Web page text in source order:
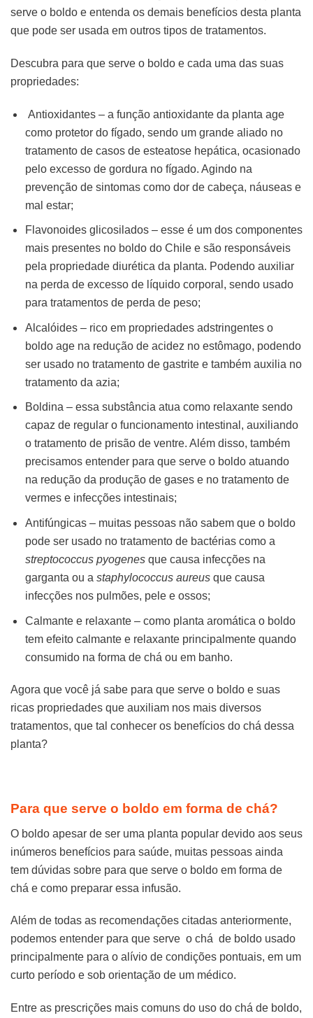
serve o boldo e entenda os demais benefícios desta planta
que pode ser usada em outros tipos de tratamentos.
Descubra para que serve o boldo e cada uma das suas
propriedades:
Antioxidantes – a função antioxidante da planta age
como protetor do fígado, sendo um grande aliado no
tratamento de casos de esteatose hepática, ocasionado
pelo excesso de gordura no fígado. Agindo na
prevenção de sintomas como dor de cabeça, náuseas e
mal estar;
Flavonoides glicosilados – esse é um dos componentes
mais presentes no boldo do Chile e são responsáveis
pela propriedade diurética da planta. Podendo auxiliar
na perda de excesso de líquido corporal, sendo usado
para tratamentos de perda de peso;
Alcalóides – rico em propriedades adstringentes o
boldo age na redução de acidez no estômago, podendo
ser usado no tratamento de gastrite e também auxilia no
tratamento da azia;
Boldina – essa substância atua como relaxante sendo
capaz de regular o funcionamento intestinal, auxiliando
o tratamento de prisão de ventre. Além disso, também
precisamos entender para que serve o boldo atuando
na redução da produção de gases e no tratamento de
vermes e infecções intestinais;
Antifúngicas – muitas pessoas não sabem que o boldo
pode ser usado no tratamento de bactérias como a
streptococcus pyogenesque causa infecções na
garganta ou a staphylococcus aureus que causa
infecções nos pulmões, pele e ossos;
Calmante e relaxante – como planta aromática o boldo
tem efeito calmante e relaxante principalmente quando
consumido na forma de chá ou em banho.
Agora que você já sabe para que serve o boldo e suas
ricas propriedades que auxiliam nos mais diversos
tratamentos, que tal conhecer os benefícios do chá dessa
planta?
Para que serve o boldo em forma de chá?
O boldo apesar de ser uma planta popular devido aos seus
inúmeros benefícios para saúde, muitas pessoas ainda
tem dúvidas sobre para que serve o boldo em forma de
chá e como preparar essa infusão.
Além de todas as recomendações citadas anteriormente,
podemos entender para que serve o chá de boldo usado
principalmente para o alívio de condições pontuais, em um
curto período e sob orientação de um médico.
Entre as prescrições mais comuns do uso do chá de boldo,